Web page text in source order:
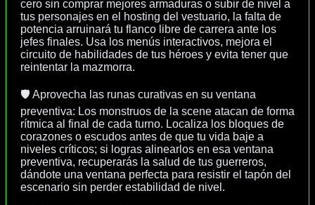
cero sin comprar mejores armaduras o subir de nivel a
tus personajes en el hosting del vestuario, la falta de
potencia arruinará tu flanco libre de carrera ante los
jefes finales. Usa los menús interactivos, mejora el
circuito de habilidades de tus héroes y evita tener que
reintentar la mazmorra.
🛡️ Aprovecha las runas curativas en su ventana
preventiva: Los monstruos de la scene atacan de forma
rítmica al final de cada turno. Localiza los bloques de
corazones o escudos antes de que tu vida baje a
niveles críticos; si logras alinearlos en esa ventana
preventiva, recuperarás la salud de tus guerreros,
dándote una ventana perfecta para resistir el tapón del
escenario sin perder estabilidad de nivel.